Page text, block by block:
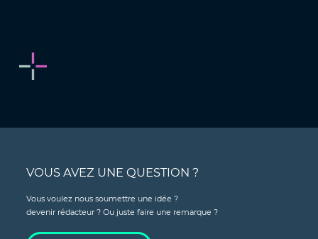
VOUS AVEZ UNE QUESTION ?
Vous voulez nous soumettre une idée ?
devenir rédacteur ? Ou juste faire une remarque ?